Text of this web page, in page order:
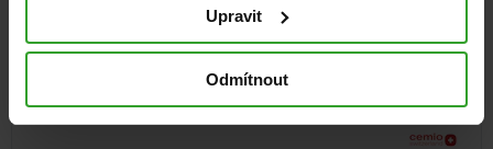
Upravit
Odmítnout
PŘIDAT DO KOŠÍKU